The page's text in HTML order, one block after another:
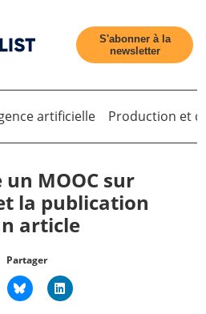
S'abonner à la
newsletter
artificielle Production et
un MOOC sur
la publication
article
Partager